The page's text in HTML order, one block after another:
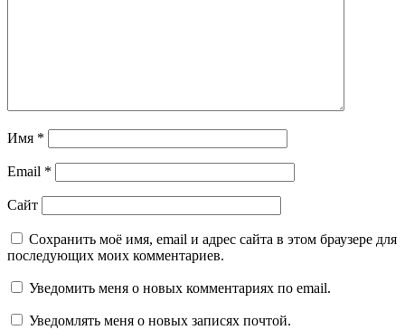
Имя *
Email *
Сайт
Сохранить моё имя, email и адрес сайта в этом браузере для
последующих моих комментариев.
Уведомить меня о новых комментариях по email.
Уведомлять меня о новых записях почтой.